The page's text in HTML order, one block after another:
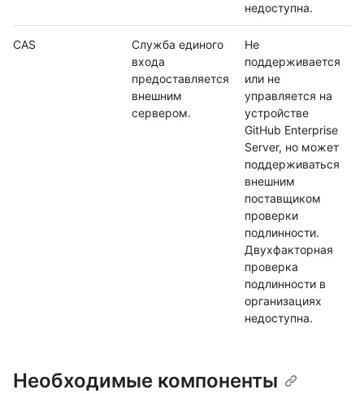
недоступна.
CAS
Служба единого
входа
предоставляется
внешним
сервером.
Не
поддерживается
или не
управляется на
устройстве
GitHub Enterprise
Server, но может
поддерживаться
внешним
поставщиком
проверки
подлинности.
Двухфакторная
проверка
подлинности в
организациях
недоступна.
Необходимые компоненты